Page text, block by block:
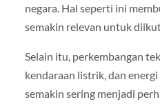
negara. Hal seperti ini
semakin relevan untuk
Selain itu, perkembangan
kendaraan listrik, dan
semakin sering menjadi